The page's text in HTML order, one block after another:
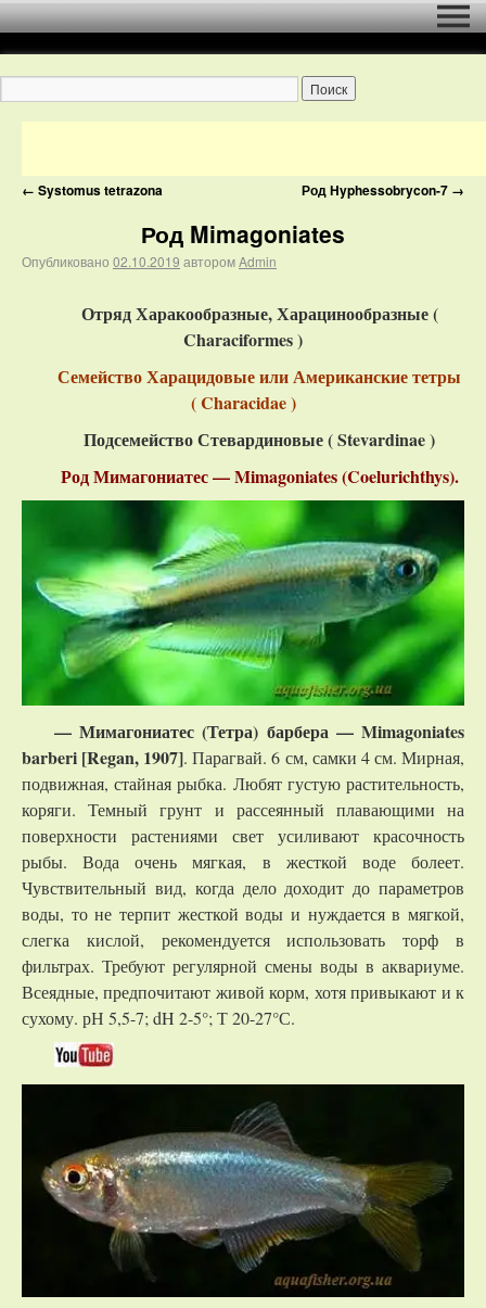
← Systomus tetrazona Род Hyphessobrycon-7 →
Род Mimagoniates
Опубликовано 02.10.2019 авторомAdmin
Отряд Харакообразные, Харацинообразные (
Characiformes )
Семейство Харацидовые или Американские тетры
( Characidae )
Подсемейство Стевардиновые ( Stevardinae )
Род Мимагониатес — Mimagoniates (Coelurichthys).
— Мимагониатес (Тетра) барбера — Mimagoniates
barberi [Regan, 1907]. Парагвай. 6 см, самки 4 см. Мирная,
подвижная, стайная рыбка. Любят густую растительность,
коряги. Темный грунт и рассеянный плавающими на
поверхности растениями свет усиливают красочность
рыбы. Вода очень мягкая, в жесткой воде болеет.
Чувствительный вид, когда дело доходит до параметров
воды, то не терпит жесткой воды и нуждается в мягкой,
слегка кислой, рекомендуется использовать торф в
фильтрах. Требуют регулярной смены воды в аквариуме.
Всеядные, предпочитают живой корм, хотя привыкают и к
сухому. рН 5,5-7; dH 2-5°; Т 20-27°С.